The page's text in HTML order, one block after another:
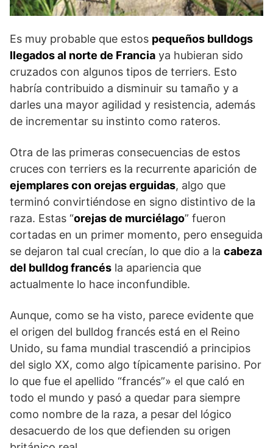
Es muy probable que estos pequeños bulldogs
llegados al norte de Francia ya hubieran sido
cruzados con algunos tipos de terriers. Esto
habría contribuido a disminuir su tamaño y a
darles una mayor agilidad y resistencia, además
de incrementar su instinto como rateros.
Otra de las primeras consecuencias de estos
cruces con terriers es la recurrente aparición de
ejemplares con orejas erguidas, algo que
terminó convirtiéndose en signo distintivo de la
raza. Estas “orejas de murciélago” fueron
cortadas en un primer momento, pero enseguida
se dejaron tal cual crecían, lo que dio a la cabeza
del bulldog francés la apariencia que
actualmente lo hace inconfundible.
Aunque, como se ha visto, parece evidente que
el origen del bulldog francés está en el Reino
Unido, su fama mundial trascendió a principios
del siglo XX, como algo típicamente parisino. Por
lo que fue el apellido “francés”» el que caló en
todo el mundo y pasó a quedar para siempre
como nombre de la raza, a pesar del lógico
desacuerdo de los que defienden su origen